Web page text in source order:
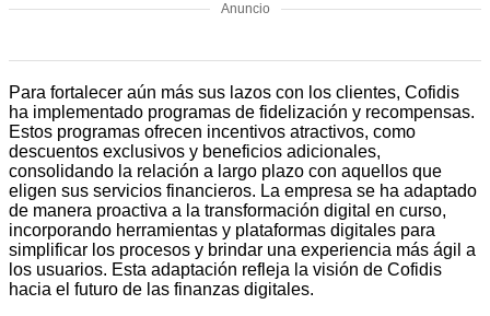
Anuncio
Para fortalecer aún más sus lazos con los clientes, Cofidis
ha implementado programas de fidelización y recompensas.
Estos programas ofrecen incentivos atractivos, como
descuentos exclusivos y beneficios adicionales,
consolidando la relación a largo plazo con aquellos que
eligen sus servicios financieros. La empresa se ha adaptado
de manera proactiva a la transformación digital en curso,
incorporando herramientas y plataformas digitales para
simplificar los procesos y brindar una experiencia más ágil a
los usuarios. Esta adaptación refleja la visión de Cofidis
hacia el futuro de las finanzas digitales.